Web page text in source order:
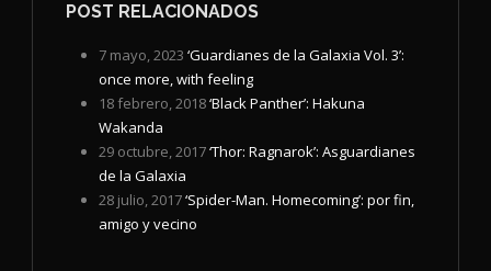
POST RELACIONADOS
7 mayo, 2023 ‘Guardianes de la Galaxia Vol. 3’:
once more, with feeling
18 febrero, 2018‘Black Panther’: Hakuna
Wakanda
29 octubre, 2017‘Thor: Ragnarok’: Asguardianes
de la Galaxia
28 julio, 2017‘Spider-Man. Homecoming’: por fin,
amigo y vecino